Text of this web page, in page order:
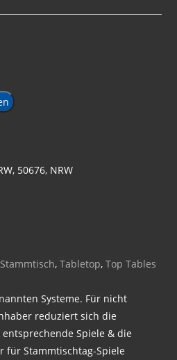
50676, NRW
Stammtisch,Tabletop,Top Tables
Systeme. Für nicht
reduziert sich die
Spiele & die
für Stammtischtag-Spiele